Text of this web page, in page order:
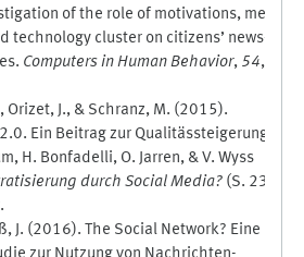
of the role of motivations, media
technology cluster on citizens’ news-
Computers in Human Behavior, 54,
Orizet, J., & Schranz, M. (2015).
Ein Beitrag zur Qualitässteigerung? In
H. Bonfadelli, O. Jarren, & V. Wyss
durch Social Media? (S. 233–
J. (2016). The Social Network? Eine